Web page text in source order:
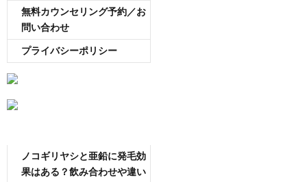
無料カウンセリング予約／お
問い合わせ
プライバシーポリシー
ノコギリヤシと亜鉛に発毛効
果はある？飲み合わせや違い